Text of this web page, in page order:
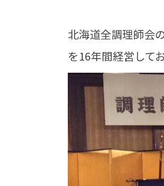
北海道全調理師会
を16年間経営して